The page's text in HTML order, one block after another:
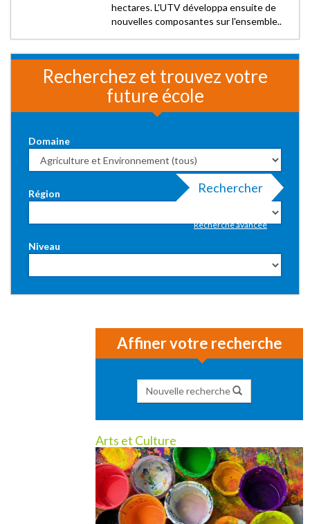
hectares. L'UTV développa ensuite de
nouvelles composantes sur l'ensemble..
Recherchez et trouvez votre
future école
Domaine
Région
Niveau
Rechercher
Recherche avancée
Affiner votre recherche
Nouvelle recherche
Arts et Culture